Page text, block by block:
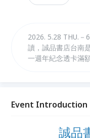
2026. 5.28 THU.
讀，誠品書店台南
一週年紀念透卡滿
Event Introduction
誠品